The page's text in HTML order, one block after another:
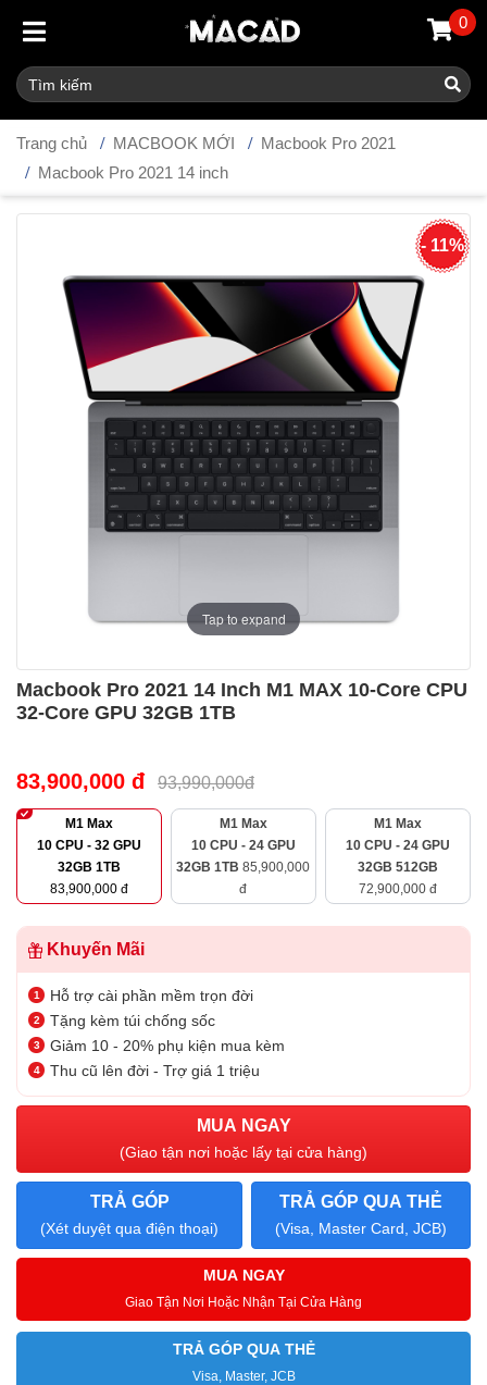
0
Trang chủ MACBOOK MỚI
Macbook Pro 2021
Macbook Pro 2021 14 inch
- 11%
Tap to expand
Macbook Pro 2021 14 Inch M1 MAX 10-Core CPU
32-Core GPU 32GB 1TB
83,900,000 đ 93,990,000đ
M1 Max
10 CPU - 32 GPU
32GB 1TB
83,900,000 đ
M1 Max
10 CPU - 24 GPU
32GB 1TB 85,900,000
đ
M1 Max
10 CPU - 24 GPU
32GB 512GB
72,900,000 đ
Khuyến Mãi
Hỗ trợ cài phần mềm trọn đời
Tặng kèm túi chống sốc
Giảm 10 - 20% phụ kiện mua kèm
Thu cũ lên đời - Trợ giá 1 triệu
MUA NGAY
(Giao tận nơi hoặc lấy tại cửa hàng)
TRẢ GÓP
(Xét duyệt qua điện thoại)
TRẢ GÓP QUA THẺ
(Visa, Master Card, JCB)
MUA NGAY
Giao Tận Nơi Hoặc Nhận Tại Cửa Hàng
TRẢ GÓP QUA THẺ
Visa, Master, JCB